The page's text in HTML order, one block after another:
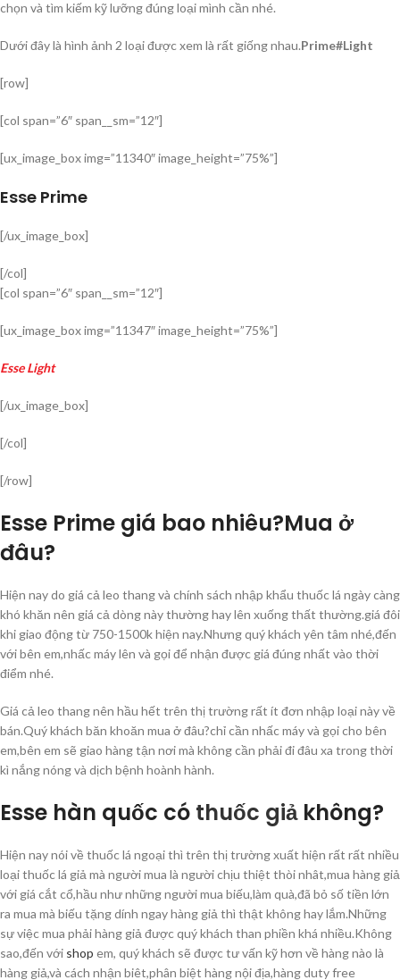
chọn và tìm kiếm kỹ lưỡng đúng loại mình cần nhé.
Dưới đây là hình ảnh 2 loại được xem là rất giống nhau.Prime#Light
[row]
[col span=”6″ span__sm=”12″]
[ux_image_box img=”11340″ image_height=”75%”]
Esse Prime
[/ux_image_box]
[/col]
[col span=”6″ span__sm=”12″]
[ux_image_box img=”11347″ image_height=”75%”]
Esse Light
[/ux_image_box]
[/col]
[/row]
Esse Prime giá bao nhiêu?Mua ở
đâu?
Hiện nay do giá cả leo thang và chính sách nhập khẩu thuốc lá ngày càng
khó khăn nên giá cả dòng này thường hay lên xuống thất thường.giá đôi
khi giao động từ 750-1500k hiện nay.Nhưng quý khách yên tâm nhé,đến
với bên em,nhấc máy lên và gọi để nhận được giá đúng nhất vào thời
điểm nhé.
Giá cả leo thang nên hầu hết trên thị trường rất ít đơn nhập loại này về
bán.Quý khách băn khoăn mua ở đâu?chỉ cần nhấc máy và gọi cho bên
em,bên em sẽ giao hàng tận nơi mà không cần phải đi đâu xa trong thời
kì nắng nóng và dịch bệnh hoành hành.
Esse hàn quốc có thuốc giảkhông?
Hiện nay nói về thuốc lá ngoại thì trên thị trường xuất hiện rất rất nhiều
loại thuốc lá giả mà người mua là người chịu thiệt thòi nhât,mua hàng giả
với giá cắt cổ,hầu như những người mua biếu,làm quà,đã bỏ số tiền lớn
ra mua mà biếu tặng dính ngay hàng giả thì thật không hay lắm.Những
sự việc mua phải hàng giả được quý khách than phiền khá nhiều.Không
sao,đến với shop em, quý khách sẽ được tư vấn kỹ hơn về hàng nào là
hàng giả,và cách nhận biêt,phân biệt hàng nội địa,hàng duty free